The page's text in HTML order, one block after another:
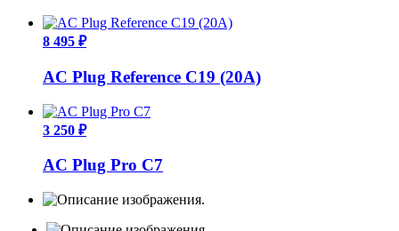
8 495 ₽
AC Plug Reference C19 (20A)
3 250 ₽
AC Plug Pro C7